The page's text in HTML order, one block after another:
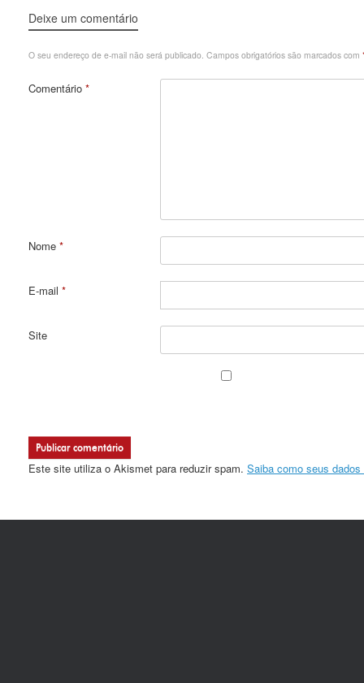
Deixe um comentário
O seu endereço de e-mail não será publicado. Campos obrigatórios são marcados com
Comentário *
Nome *
E-mail *
Site
Este site utiliza o Akismet para reduzir spam. Saiba como seus